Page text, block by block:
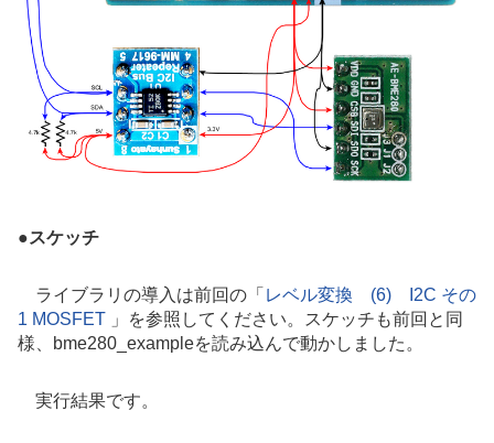
●スケッチ
ライブラリの導入は前回の「 レベル変換 (6) I2C その
1 MOSFET 」を参照してください。スケッチも前回と同
様、bme280_exampleを読み込んで動かしました。
実行結果です。